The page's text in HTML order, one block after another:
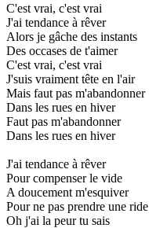
C'est vrai, c'est vrai
J'ai tendance à rêver
Alors je gâche des instants
Des occases de t'aimer
C'est vrai, c'est vrai
J'suis vraiment tête en l'air
Mais faut pas m'abandonner
Dans les rues en hiver
Faut pas m'abandonner
Dans les rues en hiver
J'ai tendance à rêver
Pour compenser le vide
A doucement m'esquiver
Pour ne pas prendre une ride
Oh j'ai la peur tu sais